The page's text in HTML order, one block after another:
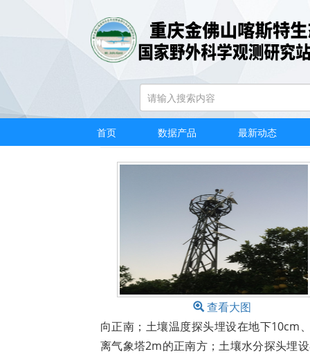
首页 数据产品 最新动态
金佛山国家站柑研所
查看大图
向正南；土壤温度探头埋设在地下10cm
离气象塔2m的正南方；土壤水分探头埋